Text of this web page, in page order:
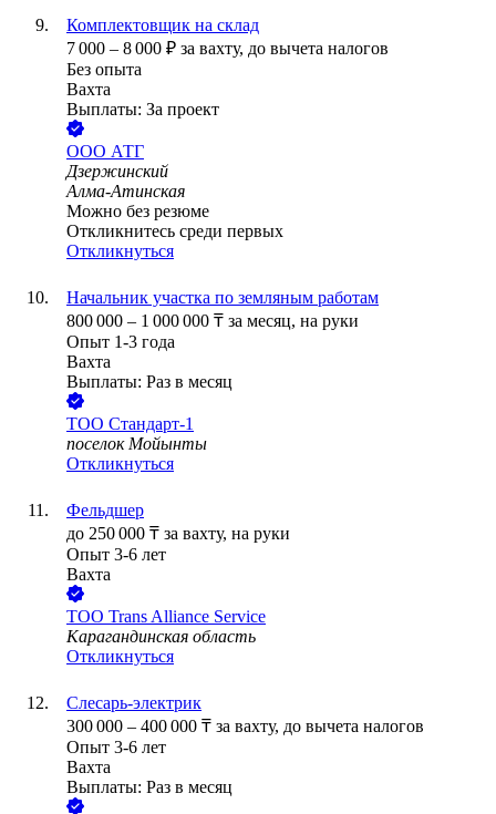
Комплектовщик на склад
7 000 – 8 000 ₽ за вахту, до вычета налогов
Без опыта
Вахта
Выплаты: За проект
ООО АТГ
Дзержинский
Алма-Атинская
Можно без резюме
Откликнитесь среди первых
Откликнуться
Начальник участка по земляным работам
800 000 – 1 000 000 ₸ за месяц, на руки
Опыт 1-3 года
Вахта
Выплаты: Раз в месяц
ТОО Стандарт-1
поселок Мойынты
Откликнуться
Фельдшер
до 250 000 ₸ за вахту, на руки
Опыт 3-6 лет
Вахта
ТОО Trans Alliance Service
Карагандинская область
Откликнуться
Слесарь-электрик
300 000 – 400 000 ₸ за вахту, до вычета налогов
Опыт 3-6 лет
Вахта
Выплаты: Раз в месяц